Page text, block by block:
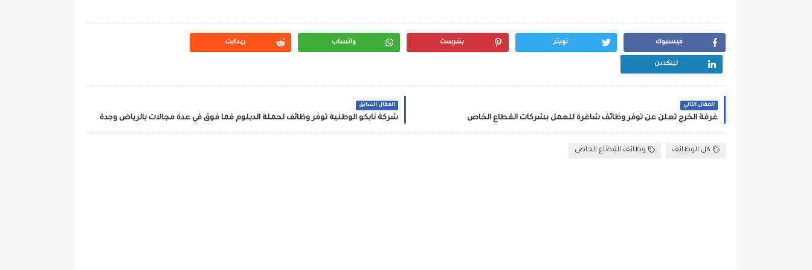
فيسبوك تويتر بنترست واتساب ريدايت
لينكدين
المقال التالي
غرفة الخرج تعلن عن توفر وظائف شاغرة للعمل بشركات القطاع الخاص
المقال السابق
شركة نابكو الوطنية توفر وظائف لحملة الدبلوم فما فوق في عدة مجالات بالرياض وجدة
كل الوظائف وظائف القطاع الخاص